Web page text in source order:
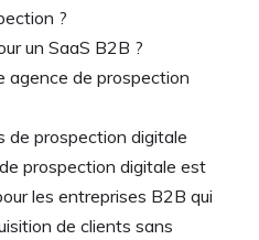
?
un SaaS B2B ?
agence de prospection
de prospection digitale
prospection digitale est
les entreprises B2B qui
de clients sans